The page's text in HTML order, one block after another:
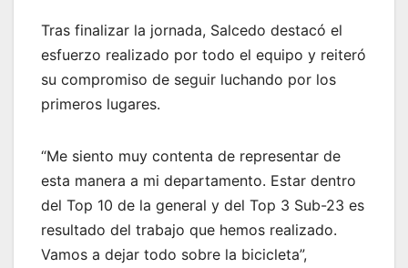
Tras finalizar la jornada, Salcedo destacó el
esfuerzo realizado por todo el equipo y reiteró
su compromiso de seguir luchando por los
primeros lugares.
“Me siento muy contenta de representar de
esta manera a mi departamento. Estar dentro
del Top 10 de la general y del Top 3 Sub-23 es
resultado del trabajo que hemos realizado.
Vamos a dejar todo sobre la bicicleta”,